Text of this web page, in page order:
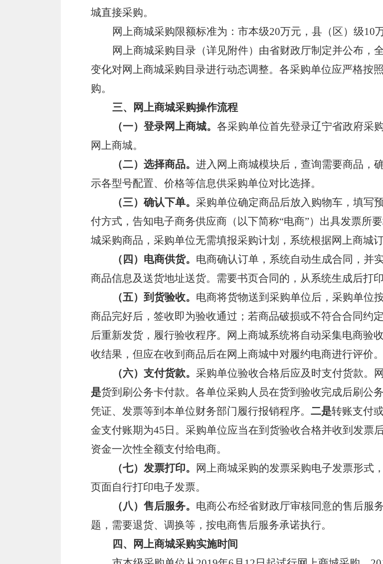
城直接采购。
网上商城采购限额标准为：市本级20万元，县（区）级10万
网上商城采购目录（详见附件）由省财政厅制定并公布，
变化对网上商城采购目录进行动态调整。各采购单位应严格按
购。
三、网上商城采购操作流程
（一）登录网上商城。 各采购单位首先登录辽宁省政府采
网上商城。
（二）选择商品。 进入网上商城模块后，查询需要商品，
示各型号配置、价格等信息供采购单位对比选择。
（三）确认下单。 采购单位确定商品后放入购物车，填写
付方式，告知电子商务供应商（以下简称“电商”）出具发票所
城采购商品，采购单位无需填报采购计划，系统根据网上商城
（四）电商供货。 电商确认订单，系统自动生成合同，并
商品信息及送货地址送货。需要书页合同的，从系统生成后打
（五）到货验收。 电商将货物送到采购单位后，采购单位
商品完好后，签收即为验收通过；若商品破损或不符合合同约
后重新发货，履行验收程序。网上商城系统将自动采集电商验
收结果，但应在收到商品后在网上商城中对履约电商进行评价。
（六）支付货款。 采购单位验收合格后应及时支付货款。
是货到刷公务卡付款。各单位采购人员在货到验收完成后刷公
凭证、发票等到本单位财务部门履行报销程序。 二是转账支付
金支付账期为45日。采购单位应当在到货验收合格并收到发票
资金一次性全额支付给电商。
（七）发票打印。
网上商城采购的发票采购电子发票形式
页面自行打印电子发票。
（八）售后服务。 电商公布经省财政厅审核同意的售后服
题，需要退货、调换等，按电商售后服务承诺执行。
四、网上商城采购实施时间